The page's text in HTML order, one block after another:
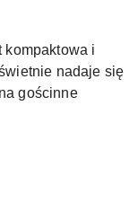
kompaktowa i
nadaje się
gościnne